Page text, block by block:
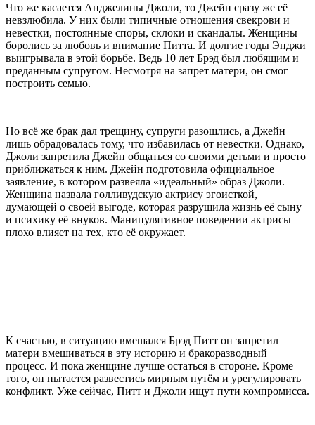
Что же касается Анджелины Джоли, то Джейн сразу же её
невзлюбила. У них были типичные отношения свекрови и
невестки, постоянные споры, склоки и скандалы. Женщины
боролись за любовь и внимание Питта. И долгие годы Энджи
выигрывала в этой борьбе. Ведь 10 лет Брэд был любящим и
преданным супругом. Несмотря на запрет матери, он смог
построить семью.
Но всё же брак дал трещину, супруги разошлись, а Джейн
лишь обрадовалась тому, что избавилась от невестки. Однако,
Джоли запретила Джейн общаться со своими детьми и просто
приближаться к ним. Джейн подготовила официальное
заявление, в котором развеяла «идеальный» образ Джоли.
Женщина назвала голливудскую актрису эгоисткой,
думающей о своей выгоде, которая разрушила жизнь её сыну
и психику её внуков. Манипулятивное поведении актрисы
плохо влияет на тех, кто её окружает.
К счастью, в ситуацию вмешался Брэд Питт он запретил
матери вмешиваться в эту историю и бракоразводный
процесс. И пока женщине лучше остаться в стороне. Кроме
того, он пытается развестись мирным путём и урегулировать
конфликт. Уже сейчас, Питт и Джоли ищут пути компромисса.